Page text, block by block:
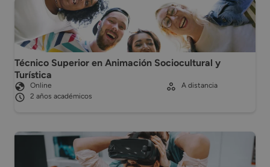
Técnico Superior en Animación Sociocultural y
Turística
Online
2 años académicos
A distancia